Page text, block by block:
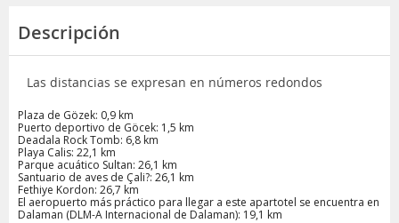
Descripción
Las distancias se expresan en números redondos
Plaza de Gözek: 0,9 km
Puerto deportivo de Göcek: 1,5 km
Deadala Rock Tomb: 6,8 km
Playa Calis: 22,1 km
Parque acuático Sultan: 26,1 km
Santuario de aves de Çali?: 26,1 km
Fethiye Kordon: 26,7 km
El aeropuerto más práctico para llegar a este apartotel se encuentra en
Dalaman (DLM-A Internacional de Dalaman): 19,1 km